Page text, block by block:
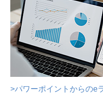
>パワーポイントからのe